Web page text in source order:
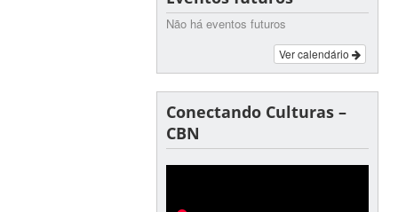
Não há eventos futuros
Ver calendário
Conectando Culturas –
CBN